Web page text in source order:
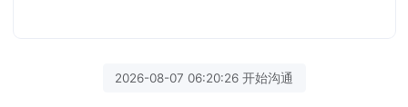
2026-08-07 06:20:26 开始沟通